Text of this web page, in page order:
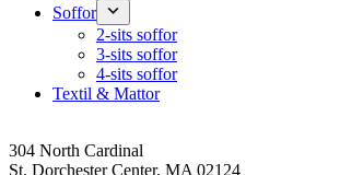
Soffor
2-sits soffor
3-sits soffor
4-sits soffor
Textil & Mattor
304 North Cardinal
St. Dorchester Center, MA 02124